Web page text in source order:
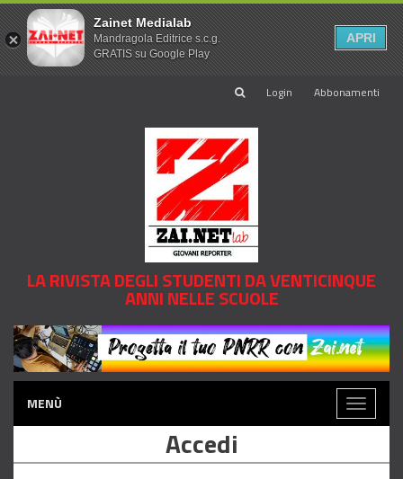
Login Abbonamenti
LA RIVISTA DEGLI STUDENTI DA VENTICINQUE
ANNI NELLE SCUOLE
MENÙ
Toggle
Accedi
Zainet Medialab
Mandragola Editrice s.c.g.
GRATIS su Google Play
APRI